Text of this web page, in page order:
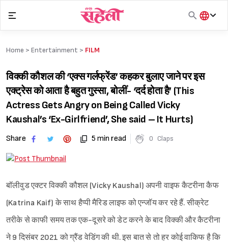
content
हिंदी
Home > Entertainment > FILM
विक्की कौशल की ‘एक्स गर्लफ्रेंड’ कहकर बुलाए जाने पर इस
एक्ट्रेस को आता है बहुत गुस्सा, बोलीं- ‘दर्द होता है’ (This
Actress Gets Angry on Being Called Vicky
Kaushal’s ‘Ex-Girlfriend’, She said – It Hurts)
Share 5 min read 0 Claps
बॉलीवुड एक्टर विक्की कौशल (Vicky Kaushal) अपनी वाइफ कैटरीना कैफ
(Katrina Kaif) के साथ हैप्पी मैरिड लाइफ को एन्जॉय कर रहे हैं. सीक्रेट
तरीके से काफी समय तक एक-दूसरे को डेट करने के बाद विक्की और कैटरीना
ने 9 दिसंबर 2021 को ग्रैंड वेडिंग की थी. इस बात से तो हर कोई वाकिफ है कि